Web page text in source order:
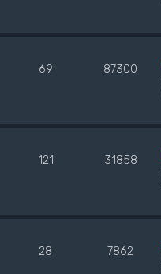
69 87300
121 31858
28 7862